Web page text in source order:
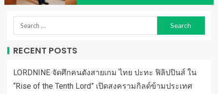
RECENT POSTS
LORDNINE จัดศึกคนดังสายเกม ไทย ปะทะ ฟิลิปปินส์ ใน
“Rise of the Tenth Lord” เปิดสงครามกิลด์ข้ามประเทศ